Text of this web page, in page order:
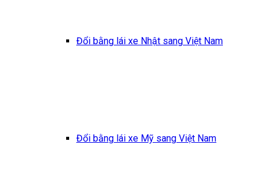
Đổi bằng lái xe Nhật sang Việt Nam
Đổi bằng lái xe Mỹ sang Việt Nam